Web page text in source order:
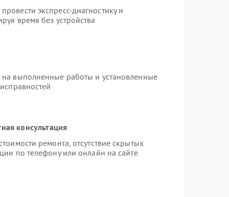
экспресс-диагностику и
время без устройства
на выполненные работы и установленные
консультация
ремонта, отсутствие скрытых
по телефону или онлайн на сайте